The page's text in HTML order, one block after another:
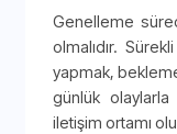
Genelleme
olmalıdır.
yapmak,
günlük
iletişim ortamı